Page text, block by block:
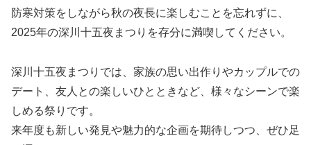
防寒対策をしながら秋の夜長に楽しむことを忘れずに、
2025年の深川十五夜まつりを存分に満喫してください。
深川十五夜まつりでは、家族の思い出作りやカップルでの
デート、友人との楽しいひとときなど、様々なシーンで楽
しめる祭りです。
来年度も新しい発見や魅力的な企画を期待しつつ、ぜひ足